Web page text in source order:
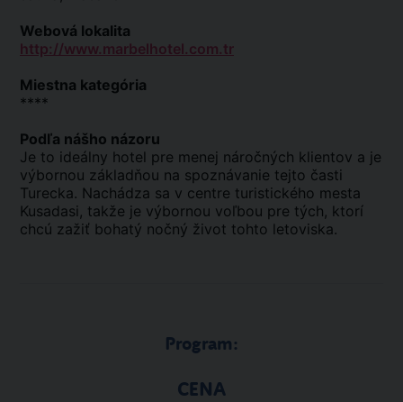
Webová lokalita
http://www.marbelhotel.com.tr
Miestna kategória
****
Podľa nášho názoru
Je to ideálny hotel pre menej náročných klientov a je
výbornou základňou na spoznávanie tejto časti
Turecka. Nachádza sa v centre turistického mesta
Kusadasi, takže je výbornou voľbou pre tých, ktorí
chcú zažiť bohatý nočný život tohto letoviska.
Program:
CENA